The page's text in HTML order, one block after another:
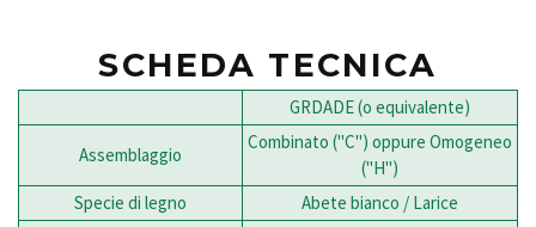
SCHEDA TECNICA
GRDADE (o equivalente)
Assemblaggio
Combinato ("C") oppure Omogeneo
("H")
Specie di legno
Abete bianco / Larice